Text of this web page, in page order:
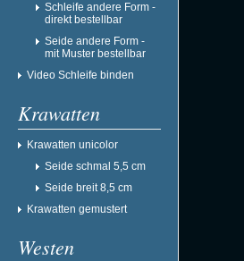
Schleife andere Form -
direkt bestellbar
Seide andere Form -
mit Muster bestellbar
Video Schleife binden
Krawatten
Krawatten unicolor
Seide schmal 5,5 cm
Seide breit 8,5 cm
Krawatten gemustert
Westen